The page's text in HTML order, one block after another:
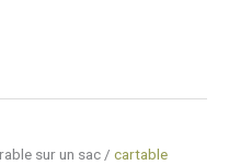
sur un sac / cartable